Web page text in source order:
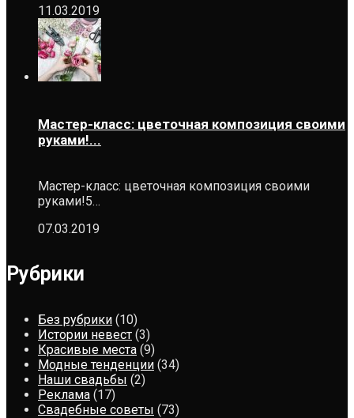
11.03.2019
Мастер-класс: цветочная композиция своими
руками!...
Мастер-класс: цветочная композиция своими
руками!5…
07.03.2019
Рубрики
Без рубрики (10)
Истории невест (3)
Красивые места (9)
Модные тенденции (34)
Наши свадьбы (2)
Реклама (17)
Свадебные советы (73)